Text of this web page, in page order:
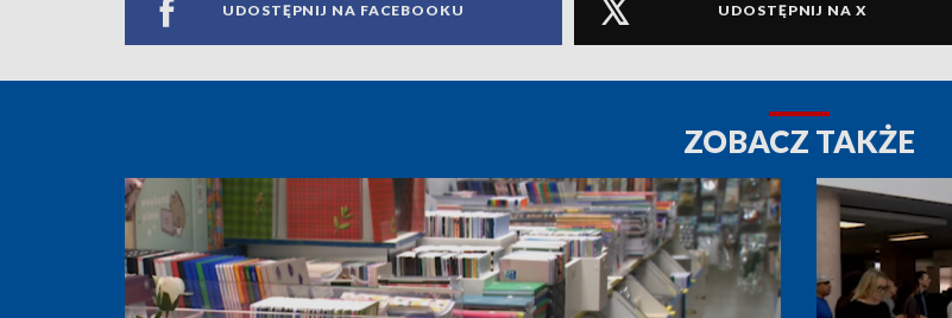
UDOSTĘPNIJ NA FACEBOOKU UDOSTĘPNIJ NA X
ZOBACZ TAKŻE